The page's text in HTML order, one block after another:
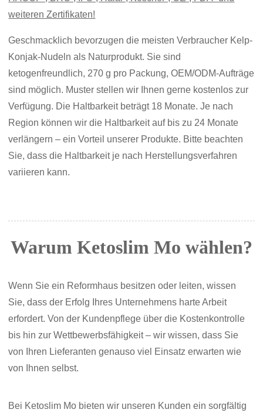
weiteren Zertifikaten!
Geschmacklich bevorzugen die meisten Verbraucher Kelp-
Konjak-Nudeln als Naturprodukt. Sie sind
ketogenfreundlich, 270 g pro Packung, OEM/ODM-Aufträge
sind möglich. Muster stellen wir Ihnen gerne kostenlos zur
Verfügung. Die Haltbarkeit beträgt 18 Monate. Je nach
Region können wir die Haltbarkeit auf bis zu 24 Monate
verlängern – ein Vorteil unserer Produkte. Bitte beachten
Sie, dass die Haltbarkeit je nach Herstellungsverfahren
variieren kann.
Warum Ketoslim Mo wählen?
Wenn Sie ein Reformhaus besitzen oder leiten, wissen
Sie, dass der Erfolg Ihres Unternehmens harte Arbeit
erfordert. Von der Kundenpflege über die Kostenkontrolle
bis hin zur Wettbewerbsfähigkeit – wir wissen, dass Sie
von Ihren Lieferanten genauso viel Einsatz erwarten wie
von Ihnen selbst.
Bei Ketoslim Mo bieten wir unseren Kunden ein sorgfältig